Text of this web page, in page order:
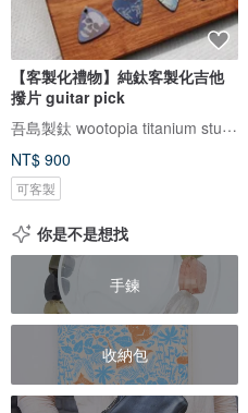
【客製化禮物】純鈦客製化吉他
撥片 guitar pick
吾島製鈦 wootopia titanium studio
NT$ 900
可客製
你是不是想找
手鍊
收納包